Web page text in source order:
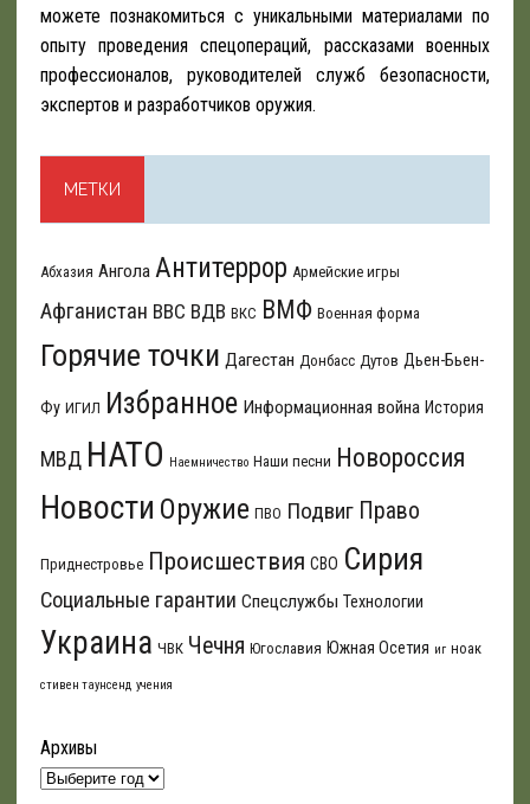
можете познакомиться с уникальными материалами по
опыту проведения спецопераций, рассказами военных
профессионалов, руководителей служб безопасности,
экспертов и разработчиков оружия.
МЕТКИ
Абхазия Ангола Антитеррор Армейские игры
Афганистан ВВС ВДВ ВКС ВМФ Военная форма
Горячие точки Дагестан Донбасс Дутов Дьен-Бьен-
Фу ИГИЛ Избранное Информационная война История
МВД НАТО Наемничество Наши песни Новороссия
Новости Оружие ПВО Подвиг Право
Приднестровье Происшествия СВО Сирия
Социальные гарантии Спецслужбы Технологии
Украина ЧВК Чечня Югославия Южная Осетия иг ноак
стивен таунсенд учения
Архивы